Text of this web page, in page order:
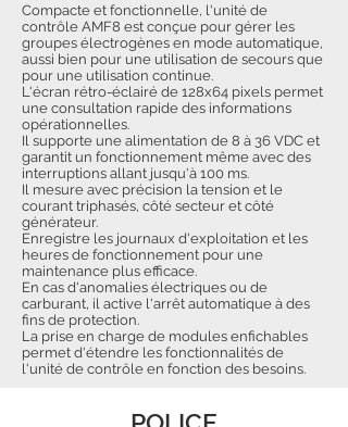
Compacte et fonctionnelle, l'unité de
contrôle AMF8 est conçue pour gérer les
groupes électrogènes en mode automatique,
aussi bien pour une utilisation de secours que
pour une utilisation continue.
L'écran rétro-éclairé de 128x64 pixels permet
une consultation rapide des informations
opérationnelles.
Il supporte une alimentation de 8 à 36 VDC et
garantit un fonctionnement même avec des
interruptions allant jusqu'à 100 ms.
Il mesure avec précision la tension et le
courant triphasés, côté secteur et côté
générateur.
Enregistre les journaux d'exploitation et les
heures de fonctionnement pour une
maintenance plus efficace.
En cas d'anomalies électriques ou de
carburant, il active l'arrêt automatique à des
fins de protection.
La prise en charge de modules enfichables
permet d'étendre les fonctionnalités de
l'unité de contrôle en fonction des besoins.